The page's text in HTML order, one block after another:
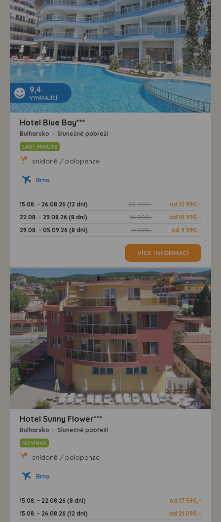
9,4
VYNIKAJÍCÍ
Hotel Blue Bay***
Bulharsko > Slunečné pobřeží
LAST MINUTE
snídaně / polopenze
Brno
15.08. - 26.08.26 (12 dní) 20 990,-
od 12 990,-
22.08. - 29.08.26 (8 dní)
16 990,-
od 10 990,-
29.08. - 05.09.26 (8 dní)
14 990,- od 9 990,-
VÍCE INFORMACÍ
Hotel Sunny Flower***
Bulharsko > Slunečné pobřeží
NOVINKA
snídaně / polopenze
Brno
15.08. - 22.08.26 (8 dní)
od 17 590,-
15.08. - 26.08.26 (12 dní)
od 21 090,-